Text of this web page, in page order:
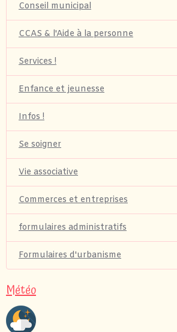
Conseil municipal
CCAS & l'Aide à la personne
Services !
Enfance et jeunesse
Infos !
Se soigner
Vie associative
Commerces et entreprises
formulaires administratifs
Formulaires d'urbanisme
Météo